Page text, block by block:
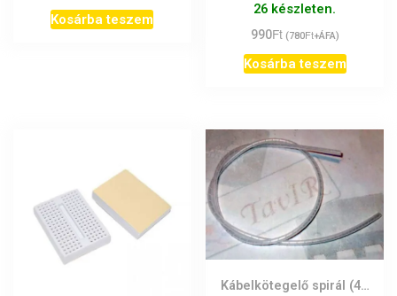
Kosárba teszem
26 készleten.
990Ft (780Ft+ÁFA)
Kosárba teszem
Kábelkötegelő spirál (4…